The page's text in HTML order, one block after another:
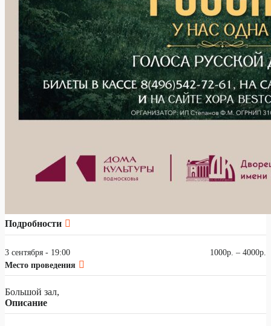
Подробности
3 сентября - 19:00
1000р. – 4000р.
Место проведения
Большой зал,
Описание